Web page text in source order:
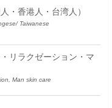
・香港人・台湾人）
Taiwanese
リラクゼーション・マ
Man skin care